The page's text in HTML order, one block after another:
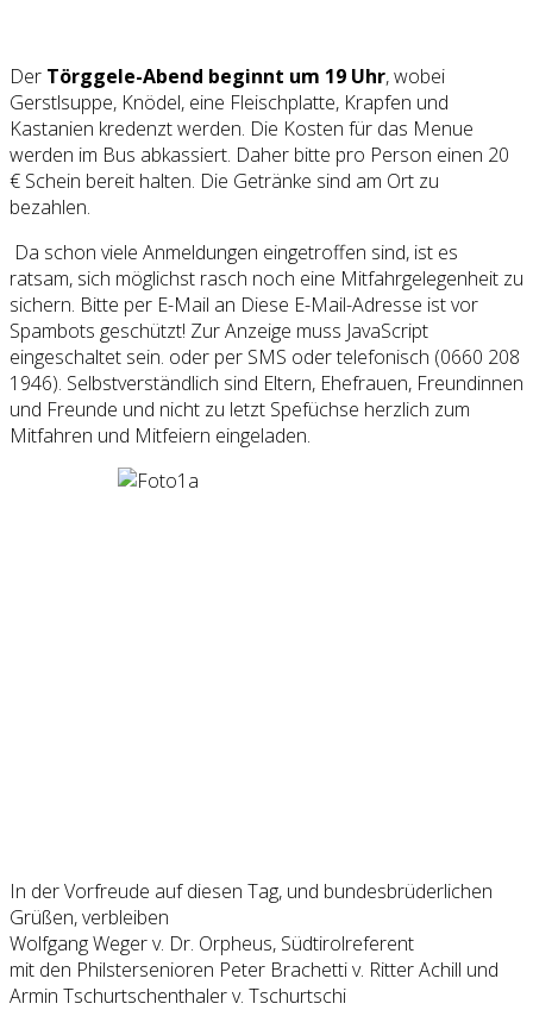
Der Törggele-Abend beginnt um 19 Uhr, wobei
Gerstlsuppe, Knödel, eine Fleischplatte, Krapfen und
Kastanien kredenzt werden. Die Kosten für das Menue
werden im Bus abkassiert. Daher bitte pro Person einen 20
€ Schein bereit halten. Die Getränke sind am Ort zu
bezahlen.
Da schon viele Anmeldungen eingetroffen sind, ist es
ratsam, sich möglichst rasch noch eine Mitfahrgelegenheit zu
sichern. Bitte per E-Mail an Diese E-Mail-Adresse ist vor
Spambots geschützt! Zur Anzeige muss JavaScript
eingeschaltet sein. oder per SMS oder telefonisch (0660 208
1946). Selbstverständlich sind Eltern, Ehefrauen, Freundinnen
und Freunde und nicht zu letzt Spefüchse herzlich zum
Mitfahren und Mitfeiern eingeladen.
In der Vorfreude auf diesen Tag, und bundesbrüderlichen
Grüßen, verbleiben
Wolfgang Weger v. Dr. Orpheus, Südtirolreferent
mit den Philstersenioren Peter Brachetti v. Ritter Achill und
Armin Tschurtschenthaler v. Tschurtschi